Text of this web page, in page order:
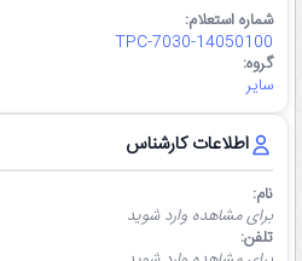
شماره استعلام:
TPC-7030-14050100
گروه:
سایر
اطلاعات کارشناس
نام:
برای مشاهده وارد شوید
تلفن: